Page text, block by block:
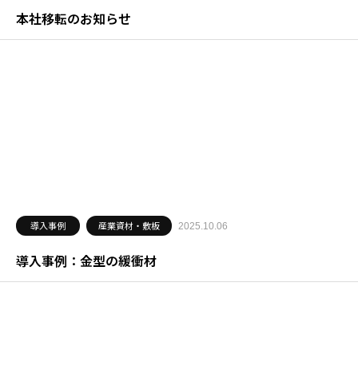
本社移転のお知らせ
導入事例 産業資材・敷板 2025.10.06
導入事例：金型の緩衝材